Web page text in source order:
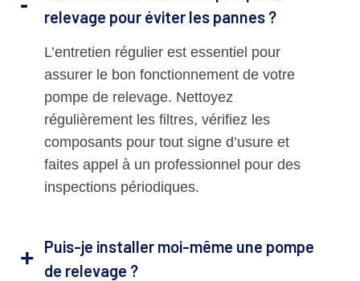
relevage pour éviter les pannes ?
L’entretien régulier est essentiel pour
assurer le bon fonctionnement de votre
pompe de relevage. Nettoyez
régulièrement les filtres, vérifiez les
composants pour tout signe d’usure et
faites appel à un professionnel pour des
inspections périodiques.
Puis-je installer moi-même une pompe
de relevage ?